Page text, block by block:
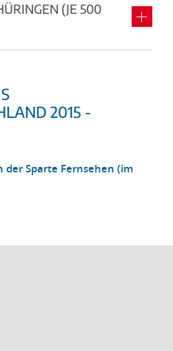
(JE 500
2015 -
der Sparte Fernsehen (im